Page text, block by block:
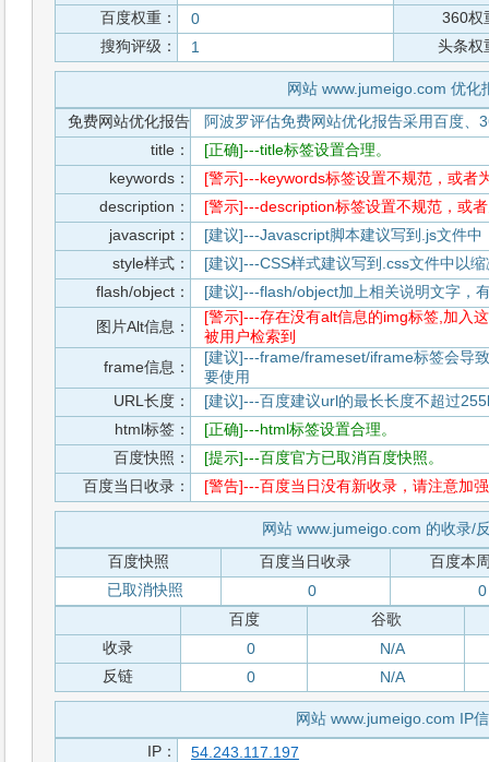
百度权重：
0
360权
搜狗评级：
1 头条权
网站 www.jumeigo.com 优化
免费网站优化报告
阿波罗评估免费网站优化报告采用百度、
title：
[正确]---title标签设置合理。
keywords：
[警示]---keywords标签设置不规范，或者
description：
[警示]---description标签设置不规范，或
javascript：
[建议]---Javascript脚本建议写到.js文件中
style样式：
[建议]---CSS样式建议写到.css文件中以
flash/object：
[建议]---flash/object加上相关说明文字，
图片Alt信息：
[警示]---存在没有alt信息的img标签,加入
被用户检索到
frame信息：
[建议]---frame/frameset/iframe标签会导
要使用
URL长度：
[建议]---百度建议url的最长长度不超过
html标签：
[正确]---html标签设置合理。
百度快照：
[提示]---百度官方已取消百度快照。
百度当日收录：
[警告]---百度当日没有新收录，请注意加
网站 www.jumeigo.com 的收录/
百度快照
百度当日收录
百度本
已取消快照
0
0
百度
谷歌
收录
0
N/A
反链
0 N/A
网站 www.jumeigo.com IP
IP：
54.243.117.197